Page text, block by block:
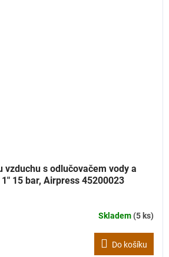
vzduchu s odlučovačem vody a
15 bar, Airpress 45200023
Skladem(5 ks)
Do košíku